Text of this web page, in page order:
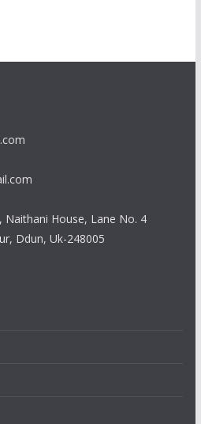
, Naithani House, Lane No. 4
Ddun, Uk-248005